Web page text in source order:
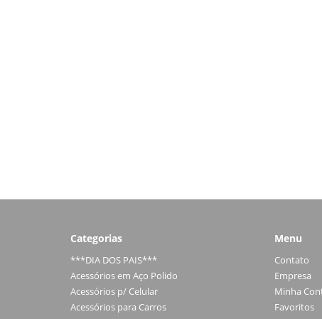
Categorias
***DIA DOS PAIS***
Acessórios em Aço Polido
Acessórios p/ Celular
Acessórios para Carros
Menu
Contato
Empresa
Minha
Favoritos